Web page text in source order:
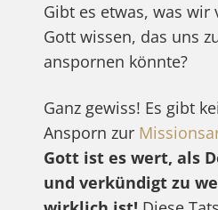
Gibt es etwas, was wir
Gott wissen, das uns
anspornen könnte?
Ganz gewiss! Es gibt
Ansporn zur
Gott ist es wert, als
und verkündigt zu